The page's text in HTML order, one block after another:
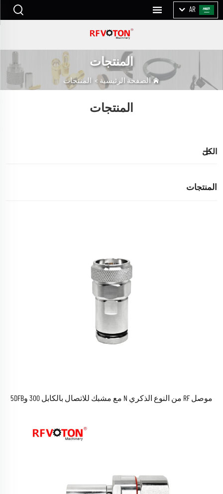
AR
المنتجات
الصفحة الرئيسية > المنتجات
المنتجات
الكل
المنتجات
موصل RF من النوع الذكري N مع مشبك للاتصال بالكابل 300 و5DFB